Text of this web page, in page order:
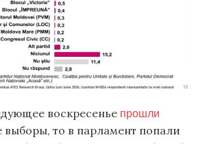
воскресенье прошли
выборы, то в парламент попали